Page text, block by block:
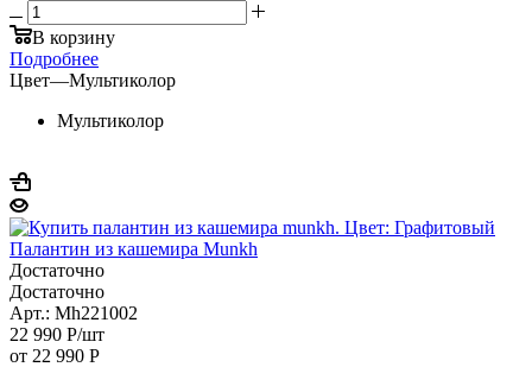
В корзину
Подробнее
Цвет—Мультиколор
Мультиколор
Палантин из кашемира Munkh
Достаточно
Достаточно
Арт.: Mh221002
22 990 Р/шт
от 22 990 Р